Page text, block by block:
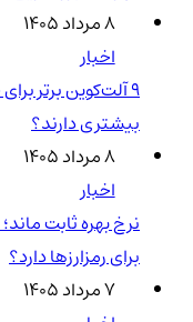
۸ مرداد ۱۴۰۵
اخبار
۹ آلت‌کوین برتر
بیشتری دارند؟
۸ مرداد ۱۴۰۵
اخبار
نرخ بهره ثابت
برای رمزارزها دارد؟
۷ مرداد ۱۴۰۵